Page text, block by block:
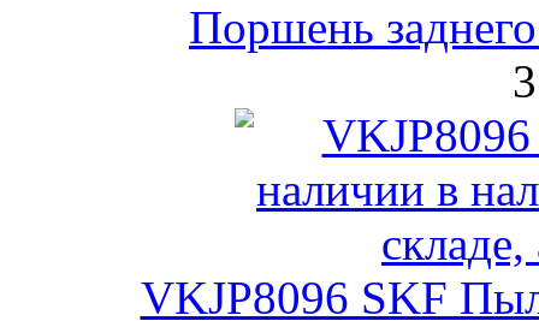
Поршень
VKJP8096 SKF